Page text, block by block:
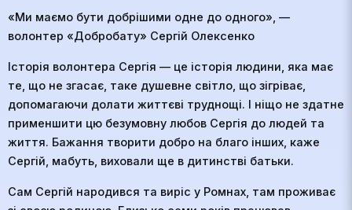
«Ми маємо бути добрішими одне до одного», —
волонтер «Добробату» Сергій Олексенко
Історія волонтера Сергія — це історія людини, яка має
те, що не згасає, таке душевне світло, що зігріває,
допомагаючи долати життєві труднощі. І ніщо не здатне
применшити цю безумовну любов Сергія до людей та
життя. Бажання творити добро на благо інших, каже
Сергій, мабуть, виховали ще в дитинстві батьки.
Сам Сергій народився та виріс у Ромнах, там проживає